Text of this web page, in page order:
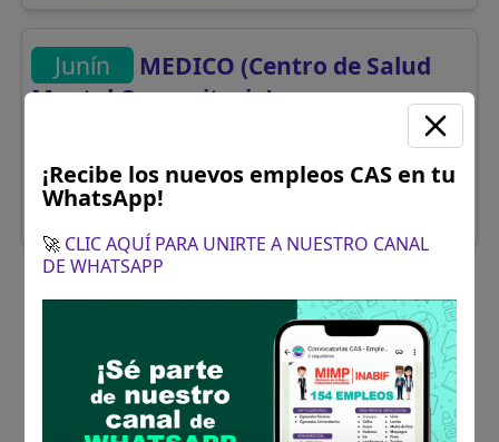
Junín
MEDICO (Centro de Salud
Mental Comunitario)
Título de Médico Cirujano
Sueldo: 5200
Finalizó el:
21/07/2026
¡Recibe los nuevos empleos CAS en tu
WhatsApp!
🚀 CLIC AQUÍ PARA UNIRTE A NUESTRO CANAL
DE WHATSAPP